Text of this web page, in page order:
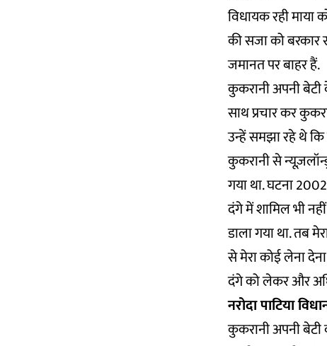
विधायक रही माया
की सजा को बरकार
जमानत पर बाहर हैं.
कुकरानी अपनी बेटी
साथ प्रचार कर
उन्हें समझा रहे थे कि
कुकरानी से
गया था. घटना
दंगे में शामिल भी
डाला गया था. तब
से मेरा कोई लेना देना
दंगे को लेकर और
नरोदा पाटिया
कुकरानी अपनी